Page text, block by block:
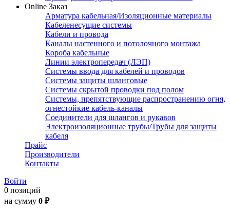
Online Заказ
Арматура кабельная/Изоляционные материалы
Кабеленесущие системы
Кабели и провода
Каналы настенного и потолочного монтажа
Короба кабельные
Линии электропередач (ЛЭП)
Системы ввода для кабелей и проводов
Системы защиты шланговые
Системы скрытой проводки под полом
Системы, препятствующие распространению огня,
огнестойкие кабель-каналы
Соединители для шлангов и рукавов
Электроизоляционные трубы/Трубы для защиты
кабеля
Прайс
Производители
Контакты
Войти
0 позиций
на сумму 0 ₽